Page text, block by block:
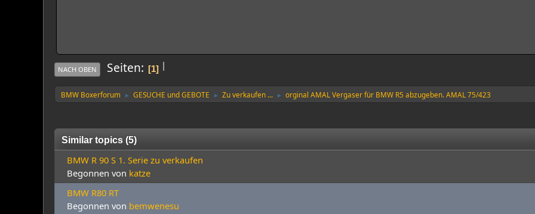
|
NACH OBEN Seiten 1
BMW Boxerforum ► GESUCHE und GEBOTE ► Zu verkaufen ... ► orginal AMAL Vergaser für BMW R5 abzugeben. AMAL 75/423
Similar topics (5)
BMW R 90 S 1. Serie zu verkaufen
Begonnen von katze
BMW R80 RT
Begonnen von bemwenesu